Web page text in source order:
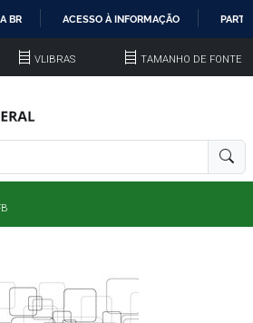
BR ACESSO À INFORMAÇÃO
VLIBRAS TAMANHO DE FONTE